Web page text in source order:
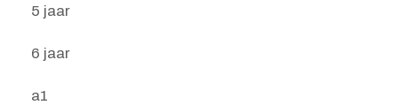
5 jaar
6 jaar
a1